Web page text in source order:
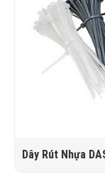
Dây Rút Nhựa